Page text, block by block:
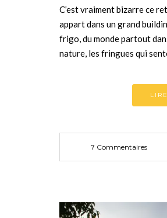
C’est vraiment bizarre ce
appart dans un grand
frigo, du monde partout
nature, les fringues qui
7 Commentaires